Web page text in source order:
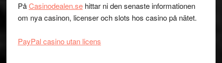
PåCasinodealen.sehittar ni den senaste informationen
om nya casinon, licenser och slots hos casino på nätet.
PayPal casino utan licens